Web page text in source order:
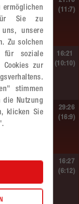
(11:7)
16:21
(10:10)
29:26
(16:9)
16:27
(6:12)
ermöglichen
Sie zu
unsere
Zu solchen
für soziale
Cookies zur
stimmen
die Nutzung
klicken Sie